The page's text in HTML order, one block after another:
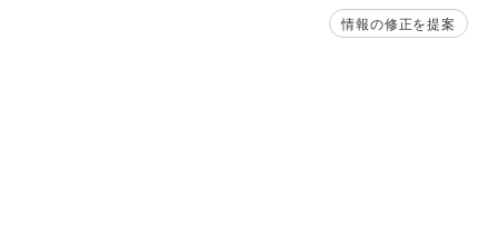
情報の修正を提案